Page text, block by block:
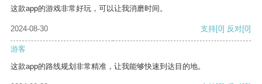
这款app的游戏非常好玩，可以让我消磨时间。
2024-08-30 支持[0] 反对[0]
游客
这款app的路线规划非常精准，让我能够快速到达目的地。